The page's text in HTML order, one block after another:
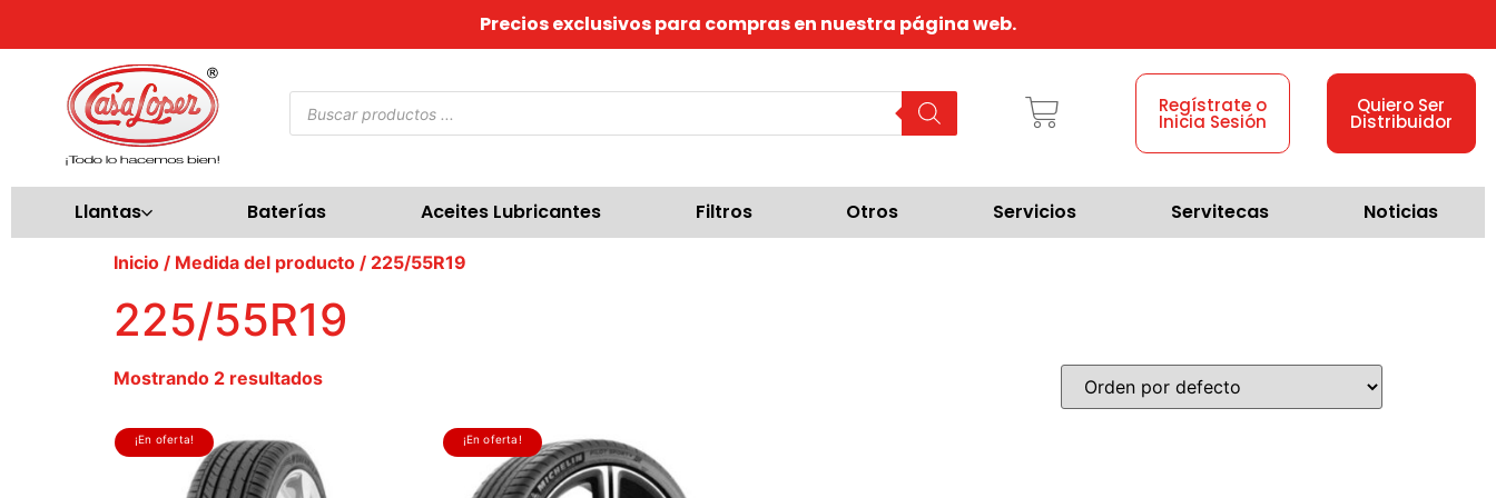
Precios exclusivos para compras en nuestra página web.
Regístrate o
Inicia Sesión
Quiero Ser
Distribuidor
Llantas Baterías Aceites Lubricantes Filtros Otros Servicios Servitecas Noticias
Inicio / Medida del producto / 225/55R19
225/55R19
Mostrando 2 resultados
¡En oferta! ¡En oferta!